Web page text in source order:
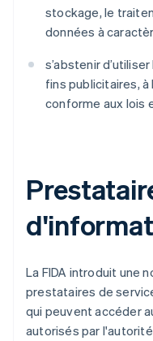
stockage, le
données à
s’abstenir
fins publicitaires,
conforme aux lois
La FIDA introduit une
prestataires de
qui peuvent accéder
autorisés par